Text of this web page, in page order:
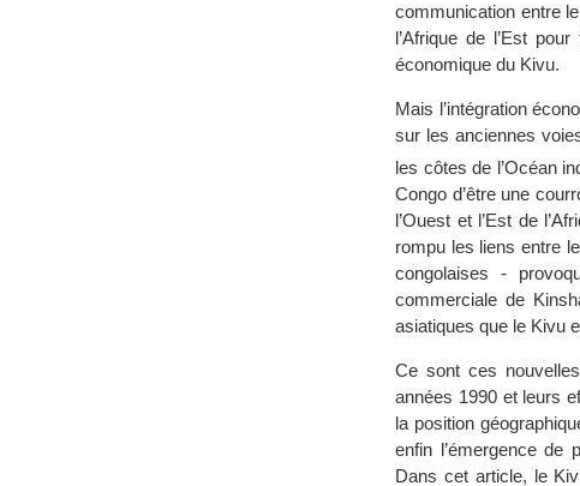
communication entre
l’Afrique de l’Est
économique du Kivu.
Mais l’intégration
sur les anciennes
les côtes de l’Océan
Congo d’être une
l’Ouest et l’Est de
rompu les liens entre
congolaises -
commerciale de
asiatiques que le Kivu
Ce sont ces
années 1990 et leurs
la position
enfin l’émergence de
Dans cet article, le